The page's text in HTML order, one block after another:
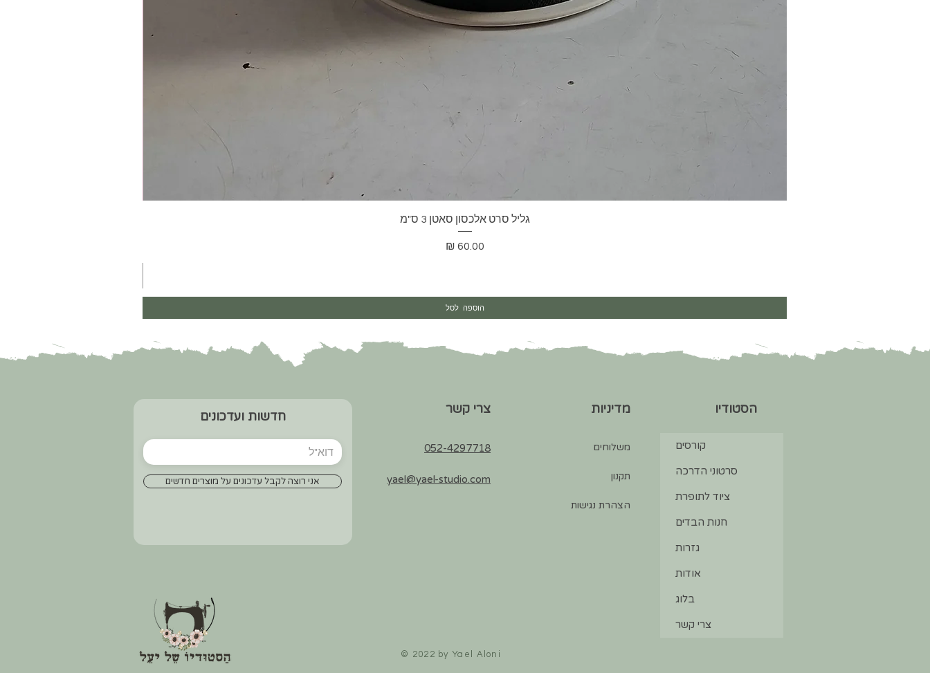
תצוגה מהירה
גליל סרט אלכסון סאטן 3 ס"מ
מחיר
הוספה לסל
חדשות ועדכונים
אני רוצה לקבל עדכונים על מוצרים חדשים
צרי קשר
052-4297718
yael@yael-studio.com
מדיניות
משלוחים
תקנון
הצהרת נגישות
© 2022 by Yael Aloni
הסטודיו
קורסים
סרטוני הדרכה
ציוד לתופרת
חנות הבדים
גזרות
אודות
בלוג
צרי קשר